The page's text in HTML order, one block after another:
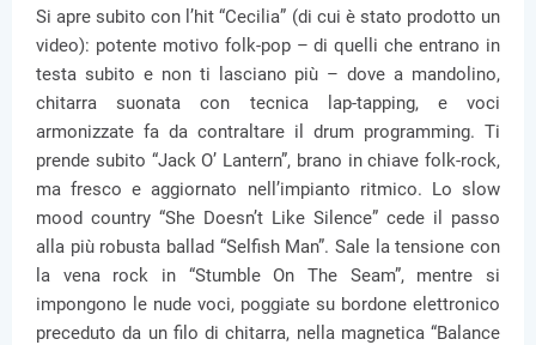
Si apre subito con l’hit “Cecilia” (di cui è stato prodotto un
video): potente motivo folk-pop – di quelli che entrano in
testa subito e non ti lasciano più – dove a mandolino,
chitarra suonata con tecnica lap-tapping, e voci
armonizzate fa da contraltare il drum programming. Ti
prende subito “Jack O’ Lantern”, brano in chiave folk-rock,
ma fresco e aggiornato nell’impianto ritmico. Lo slow
mood country “She Doesn’t Like Silence” cede il passo
alla più robusta ballad “Selfish Man”. Sale la tensione con
la vena rock in “Stumble On The Seam”, mentre si
impongono le nude voci, poggiate su bordone elettronico
preceduto da un filo di chitarra, nella magnetica “Balance